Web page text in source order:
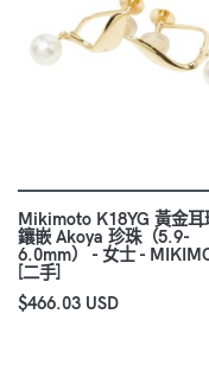
Mikimoto K18YG 黃金耳
鑲嵌 Akoya 珍珠（5.9-
6.0mm） - 女士 -
[二手]
$466.03 USD